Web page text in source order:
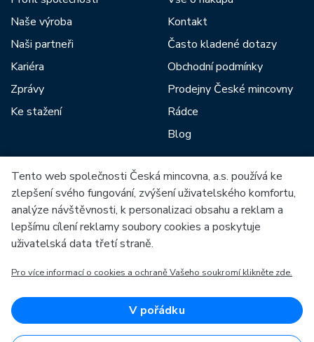
Naše výroba
Naši partneři
Kariéra
Zprávy
Ke stažení
Kontakt
Často kladené dotazy
Obchodní podmínky
Prodejny České mincovny
Rádce
Blog
Mezi naše partnery patří:
Evropská unie
OP Podnikání a inovace pro konkurenceschopnost
Evropský fond pro regionální rozvoj
Tento web společnosti Česká mincovna, a.s. používá ke
zlepšení svého fungování, zvýšení uživatelského komfortu,
analýze návštěvnosti, k personalizaci obsahu a reklam a
lepšímu cílení reklamy soubory cookies a poskytuje
uživatelská data třetí straně.
Pro více informací o cookies a ochraně Vašeho soukromí klikněte zde.
V pořádku